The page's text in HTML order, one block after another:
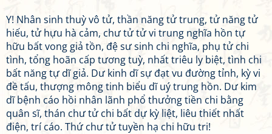
Y! Nhân sinh thuỳ vô tử, thần năng tử trung, tử năng tử
hiếu, tử hựu hà cảm, chư tử tử vi trung nghĩa hồn tự
hữu bất vong giả tồn, đệ sư sinh chi nghĩa, phụ tử chi
tình, tổng hoãn cấp tương tuỳ, nhất triêu ly biệt, tình chi
bất năng tự dĩ giả. Dư kinh dĩ sự đạt vu đường tỉnh, kỳ vi
đề tấu, thượng mông tinh biểu dĩ uý trung hồn. Dư kim
dĩ bệnh cáo hồi nhân lãnh phổ thưởng tiền chi bằng
quân sĩ, thán chư tử chi bất dự kỳ liệt, liêu thiết nhất
điện, trí cáo. Thứ chư tử tuyền hạ chi hữu tri!